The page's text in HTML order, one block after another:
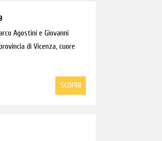
Agostini e Giovanni
di Vicenza, cuore
SCOPRI